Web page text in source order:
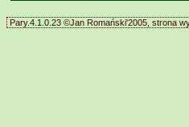
Pary.4.1.0.23 ©Jan Romański'2005, strona